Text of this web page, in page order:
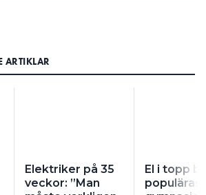
ARTIKLAR
Elektriker på 35
veckor: ”Man
El i topp